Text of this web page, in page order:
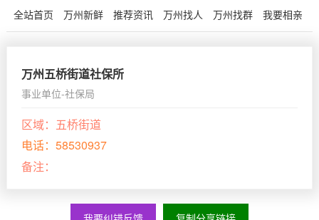
全站首页 万州新鲜 推荐资讯 万州找人 万州找群 我要相亲
万州五桥街道社保所
事业单位-社保局
区域： 五桥街道
电话： 58530937
备注：